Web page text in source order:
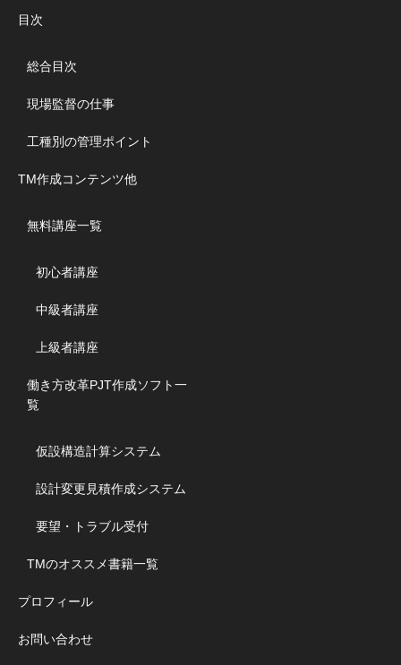
目次
総合目次
現場監督の仕事
工種別の管理ポイント
TM作成コンテンツ他
無料講座一覧
初心者講座
中級者講座
上級者講座
働き方改革PJT作成ソフト一
覧
仮設構造計算システム
設計変更見積作成システム
要望・トラブル受付
TMのオススメ書籍一覧
プロフィール
お問い合わせ